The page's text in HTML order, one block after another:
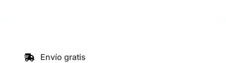
Envío gratis